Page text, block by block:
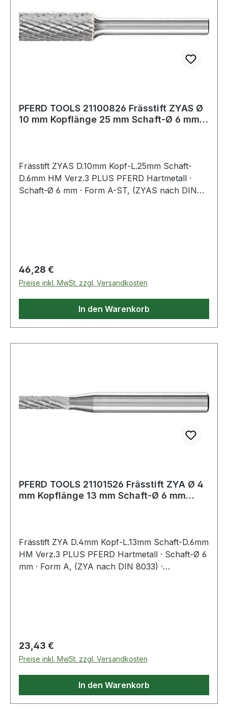
PFERD TOOLS 21100826 Frässtift ZYAS Ø
10 mm Kopflänge 25 mm Schaft-Ø 6 mm
Frässtift ZYAS D.10mm Kopf-L.25mm Schaft-
D.6mm HM Verz.3 PLUS PFERD Hartmetall ·
Schaft-Ø 6 mm · Form A-ST, (ZYAS nach DIN
Regulärer Preis:
46,28 €
Preise inkl. MwSt. zzgl. Versandkosten
In den Warenkorb
PFERD TOOLS 21101526 Frässtift ZYA Ø 4
mm Kopflänge 13 mm Schaft-Ø 6 mm
Frässtift ZYA D.4mm Kopf-L.13mm Schaft-D.6mm
HM Verz.3 PLUS PFERD Hartmetall · Schaft-Ø 6
mm · Form A, (ZYA nach DIN 8033) ·
Regulärer Preis:
23,43 €
Preise inkl. MwSt. zzgl. Versandkosten
In den Warenkorb